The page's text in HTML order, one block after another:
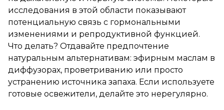
исследования в этой области показывают
потенциальную связь с гормональными
изменениями и репродуктивной функцией.
Что делать? Отдавайте предпочтение
натуральным альтернативам: эфирным маслам в
диффузорах, проветриванию или просто
устранению источника запаха. Если используете
готовые освежители, делайте это нерегулярно.